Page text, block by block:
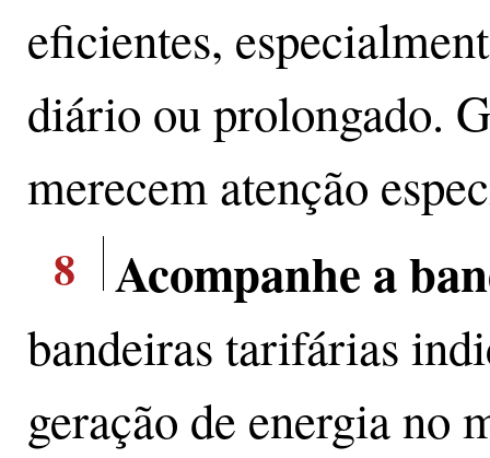
eficientes,
diário ou prolongado.
merecem atenção
8 Acompanhe a
bandeiras tarifárias
geração de energia no